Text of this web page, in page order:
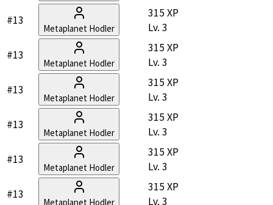
#13
Metaplanet Hodler
315 XP
Lv. 3
#13
Metaplanet Hodler
315 XP
Lv. 3
#13
Metaplanet Hodler
315 XP
Lv. 3
#13
Metaplanet Hodler
315 XP
Lv. 3
#13
Metaplanet Hodler
315 XP
Lv. 3
#13
Metaplanet Hodler
315 XP
Lv. 3